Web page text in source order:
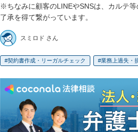
※ちなみに顧客のLINEやSNSは、カルテ
了承を得て繋がっています。
スミロド さん
契約書作成・リーガルチェック 業務上過失・